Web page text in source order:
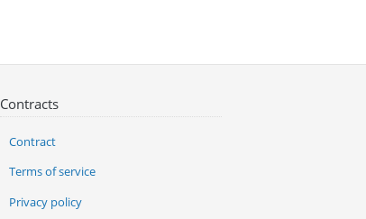
Contracts
Contract
Terms of service
Privacy policy